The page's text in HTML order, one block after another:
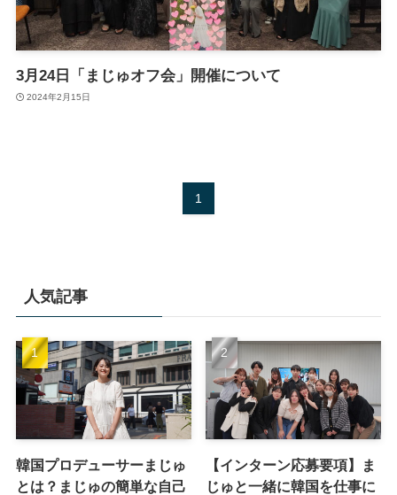
3月24日「まじゅオフ会」開催について
2024年2月15日
1
人気記事
韓国プロデューサーまじゅ
とは？まじゅの簡単な自己
【インターン応募要項】ま
じゅと一緒に韓国を仕事に